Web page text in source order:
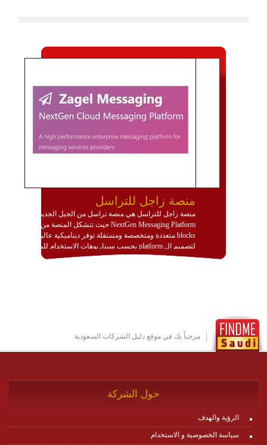
منصة زاجل للتراسل
منصة زاجل للتراسل هي منصة تراسل من الجيل الجديد
NextGen Messaging Platform حيث تتشكل المنصة من
blocks متعددة ومتخصصة ومستقلة توفر ديناميكية عالية
لتصميم ال platform بحسب سيناريوهات الاستخدام للمنصة
وتتوافق مع النشر والاستثمار ضمن بيئة استضافة dedicated
http://www.plutosms.com/zagel
مرحباً بك في موقع دليل الشركات السعودية
حول الشركة
الرؤية والهدف
سياسة الخصوصية و الاستخدام